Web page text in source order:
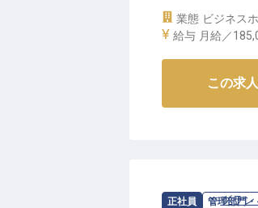
給年1回に休日
に、社員割引・
【この企業・施
業態 ビジネス
給与 月給／
この求
正社員 管理部門
求人情報：グラン